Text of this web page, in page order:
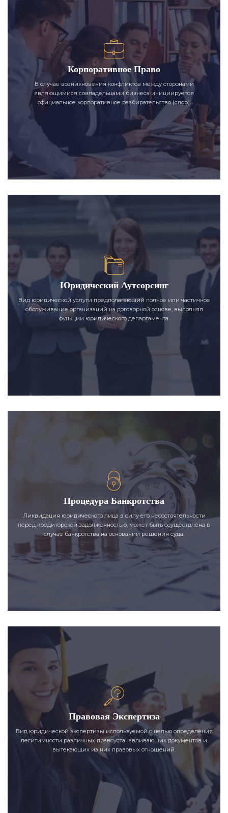
Корпоративное Право
В случае возникновения конфликтов между сторонами
являющимися совладельцами бизнеса инициируется
официальное корпоративное разбирательство (спор).
Юридический Аутсорсинг
Вид юридической услуги предполагающий полное или частичное
обслуживание организаций на договорной основе, выполняя
функции юридического департамента.
Процедура Банкротства
Ликвидация юридического лица в силу его несостоятельности
перед кредиторской задолженностью, может быть осуществлена в
случае банкротства на основании решения суда.
Правовая Экспертиза
Вид юридической экспертизы используемой с целью определения
легитимности различных правоустанавливающих документов и
вытекающих из них правовых отношений.